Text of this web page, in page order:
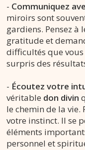
- Communiquez
miroirs sont
gardiens. Pensez
gratitude et
difficultés que
surpris des
- Écoutez votre
véritable don divin
le chemin de la vie.
votre instinct. Il se
éléments
personnel et